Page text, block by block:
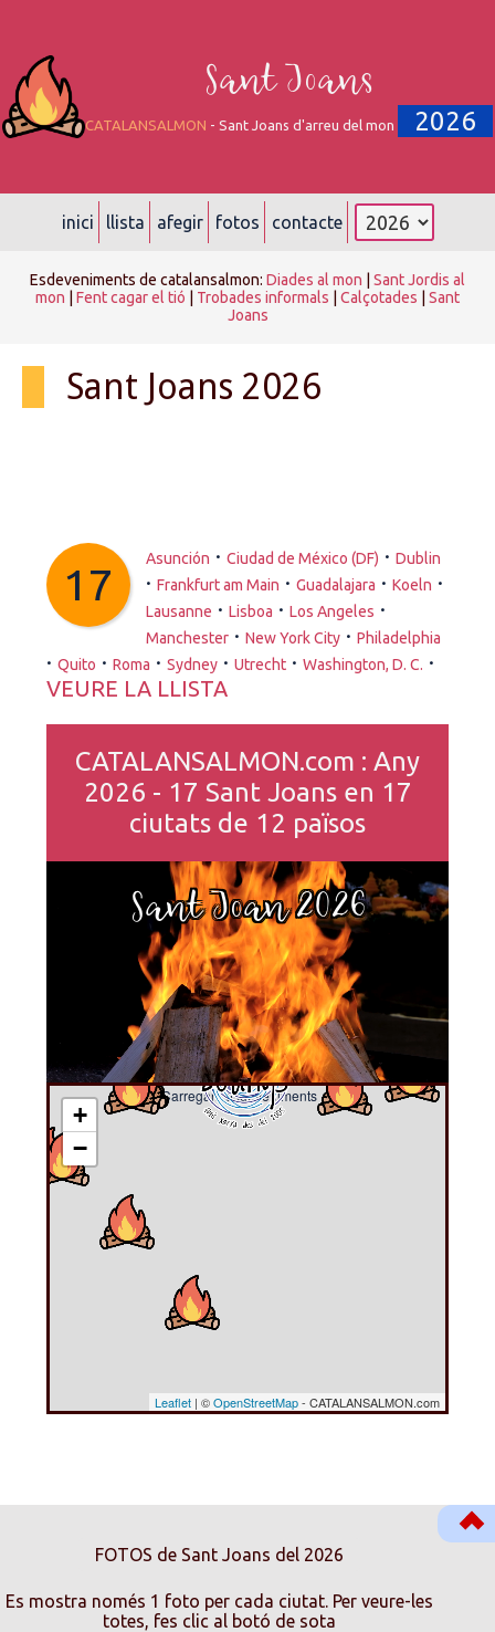
Sant Joans
CATALANSALMON - Sant Joans d'arreu del mon 2026
inici llista afegir fotos contacte
Esdeveniments de catalansalmon: Diades al mon
Sant Jordis al
mon
Fent cagar el tió Trobades informals Calçotades
Sant
Joans
Sant Joans 2026
17
Asunción · Ciudad de México (DF) · Dublin
· Frankfurt am Main · Guadalajara · Koeln ·
Lausanne · Lisboa · Los Angeles ·
Manchester · New York City · Philadelphia
· Quito · Roma · Sydney · Utrecht · Washington, D. C. ·
VEURE LA LLISTA
CATALANSALMON.com : Any
2026 - 17 Sant Joans en 17
ciutats de 12 països
Sant Joan 2026
Carregant esdeveniments ....
+
−
Leaflet | ©OpenStreetMap- CATALANSALMON.com
FOTOS de Sant Joans del 2026
Es mostra només 1 foto per cada ciutat. Per veure-les
totes, fes clic al botó de sota